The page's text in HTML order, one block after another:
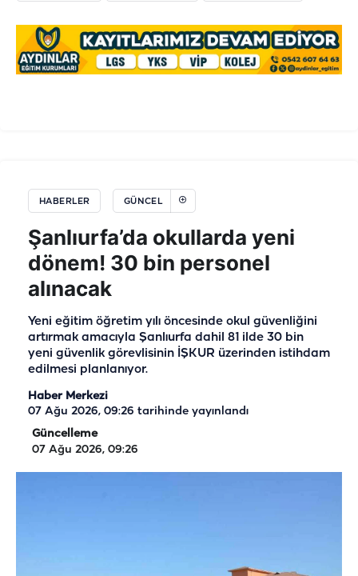
HABERLER GÜNCEL
Şanlıurfa’da okullarda yeni
dönem! 30 bin personel
alınacak
Yeni eğitim öğretim yılı öncesinde okul güvenliğini
artırmak amacıyla Şanlıurfa dahil 81 ilde 30 bin
yeni güvenlik görevlisinin İŞKUR üzerinden istihdam
edilmesi planlanıyor.
Haber Merkezi
07 Ağu 2026, 09:26 tarihinde yayınlandı
Güncelleme
07 Ağu 2026, 09:26